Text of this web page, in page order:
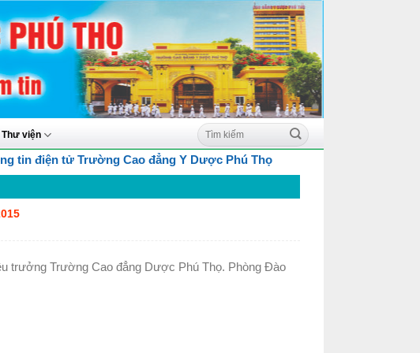
Thư viện
tin điện tử Trường Cao đẳng Y Dược Phú Thọ
trưởng Trường Cao đẳng Dược Phú Thọ. Phòng Đào